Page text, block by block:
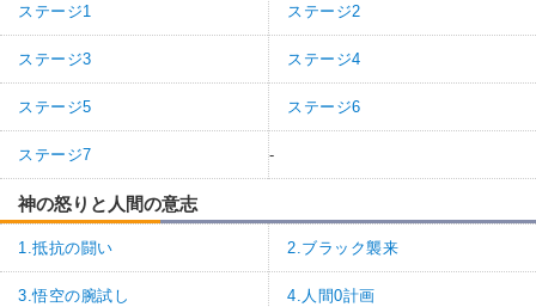
ステージ1 ステージ2
ステージ3 ステージ4
ステージ5 ステージ6
ステージ7 -
神の怒りと人間の意志
1.抵抗の闘い 2.ブラック襲来
3.悟空の腕試し 4.人間0計画